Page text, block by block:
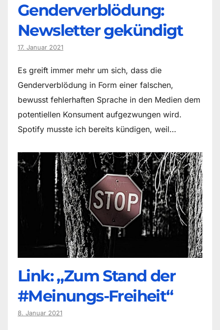
Genderverblödung:
Newsletter gekündigt
17. Januar 2021
Es greift immer mehr um sich, dass die
Genderverblödung in Form einer falschen,
bewusst fehlerhaften Sprache in den Medien dem
potentiellen Konsument aufgezwungen wird.
Spotify musste ich bereits kündigen, weil…
Link: „Zum Stand der
#Meinungs-Freiheit“
8. Januar 2021